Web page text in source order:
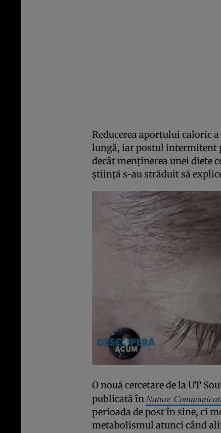
Reducerea aportului caloric
lungă, iar postul intermitent
decât menținerea unei diete
știință s-au străduit să
O nouă cercetare de la UT
publicată înNature
perioada de post în sine, ci
metabolismul atunci când